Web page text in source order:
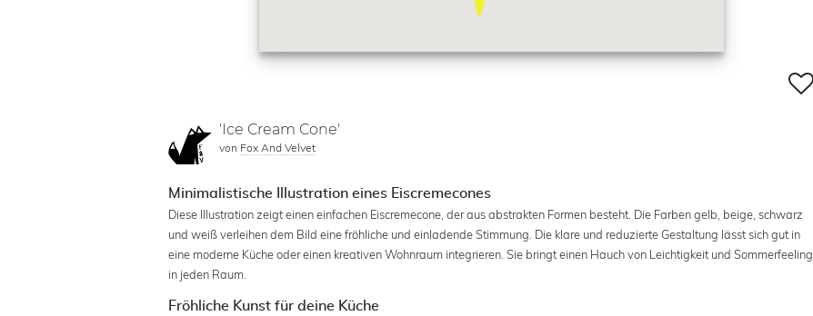
'Ice Cream Cone'
von Fox And Velvet
Minimalistische Illustration eines Eiscremecones
Diese Illustration zeigt einen einfachen Eiscremecone, der aus abstrakten Formen besteht. Die Farben gelb, beige, schwarz
und weiß verleihen dem Bild eine fröhliche und einladende Stimmung. Die klare und reduzierte Gestaltung lässt sich gut in
eine moderne Küche oder einen kreativen Wohnraum integrieren. Sie bringt einen Hauch von Leichtigkeit und Sommerfeeling
in jeden Raum.
Fröhliche Kunst für deine Küche